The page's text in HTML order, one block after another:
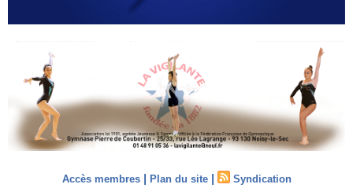
Accès membres | Plan du site | Syndication